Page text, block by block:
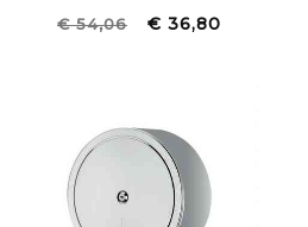
€ 54,06 € 36,80